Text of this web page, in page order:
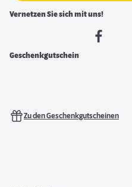
Vernetzen Sie sich mit uns!
Geschenkgutschein
Zu den Geschenkgutscheinen